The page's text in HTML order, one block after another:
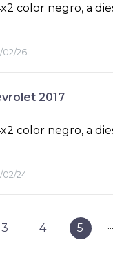
color negro, a
02/26
2017
color negro, a
02/24
3 4 5 ...